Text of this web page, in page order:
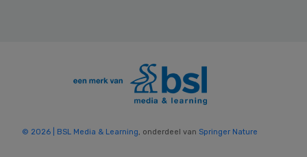
© 2026 | BSL Media & Learning, onderdeel van Springer Nature